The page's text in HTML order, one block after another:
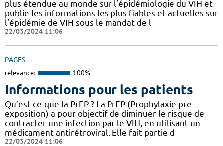
plus étendue au monde sur l’épidémiologie du VIH et
publie les informations les plus fiables et actuelles sur
l’épidémie de VIH sous le mandat de l
22/03/2024 11:06
PAGES
relevance: 100%
Informations pour les patients
Qu’est-ce-que la PrEP ? La PrEP (Prophylaxie pre-
exposition) a pour objectif de diminuer le risque de
contracter une infection par le VIH, en utilisant un
médicament antirétroviral. Elle fait partie d
22/03/2024 11:06